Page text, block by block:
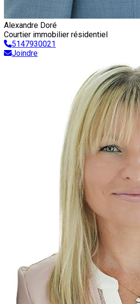
Alexandre Doré
Courtier immobilier résidentiel
5147930021
Joindre